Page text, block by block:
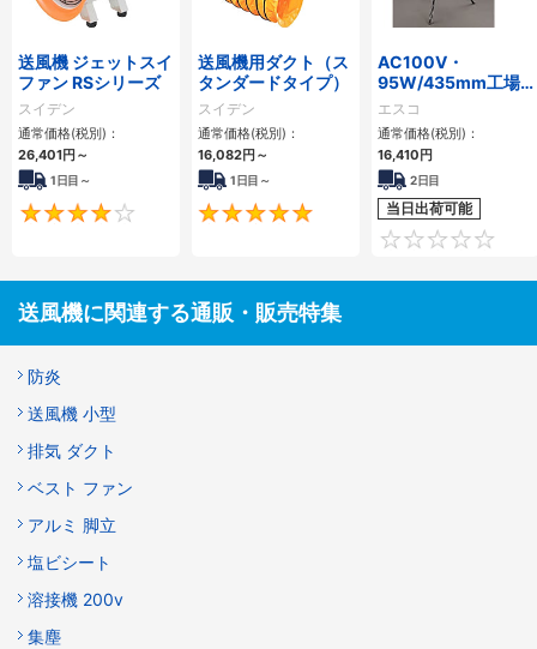
送風機 ジェットスイ
ファン RSシリーズ
スイデン
通常価格(税別)：
26,401円 ～
1日目～
4.3
送風機用ダクト（ス
タンダードタイプ）
スイデン
通常価格(税別)：
16,082円 ～
1日目～
5
AC100V・
95W/435mm工場
扇(スタンド型)
エスコ
通常価格(税別)：
16,410 円
2日目
当日出荷可能
送風機に関連する通販・販売特集
防炎
送風機 小型
排気 ダクト
ベスト ファン
アルミ 脚立
塩ビシート
溶接機 200v
集塵